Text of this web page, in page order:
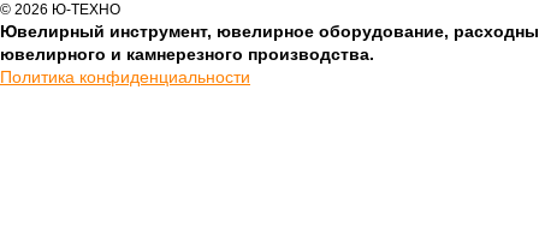
© 2026 Ю-ТЕХНО
Ювелирный инструмент, ювелирное оборудование,
ювелирного и камнерезного производства.
Политика конфиденциальности